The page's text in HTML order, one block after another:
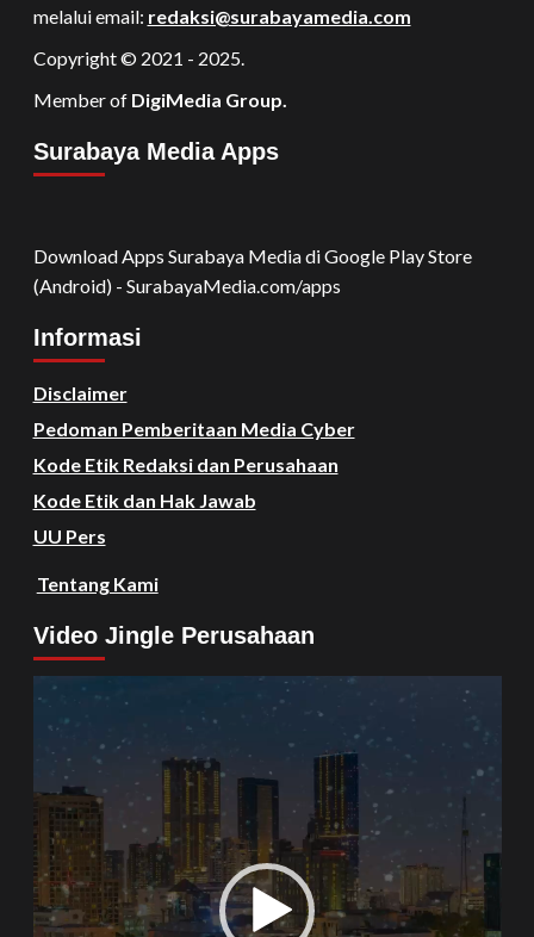
melalui email: redaksi@surabayamedia.com
Copyright © 2021 - 2025.
Member of DigiMedia Group.
Surabaya Media Apps
Download Apps Surabaya Media di Google Play Store
(Android) - SurabayaMedia.com/apps
Informasi
Disclaimer
Pedoman Pemberitaan Media Cyber
Kode Etik Redaksi dan Perusahaan
Kode Etik dan Hak Jawab
UU Pers
Tentang Kami
Video Jingle Perusahaan
Video
Player